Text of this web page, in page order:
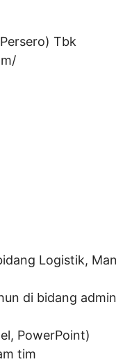
Tbk
Logistik,
di bidang
PowerPoint)
tim